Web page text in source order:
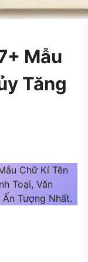
Mẫu
Tăng
Chữ Kí Tên
Toại, Văn
Tượng Nhất.